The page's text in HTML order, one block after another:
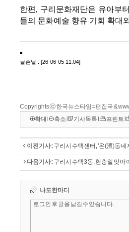
Copyrights ⓒ 한국뉴스타임=편집국 &
확대
축소 기사목록 프린트
이전기사 : 구리시 수택센터, '온(溫)동네
다음기사 : 구리시 수택3동, 현충일 맞아